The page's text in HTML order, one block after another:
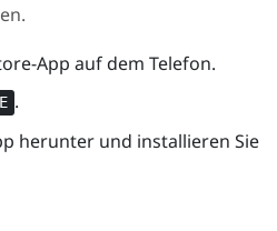
-App auf dem Telefon.
.
herunter und installieren Sie